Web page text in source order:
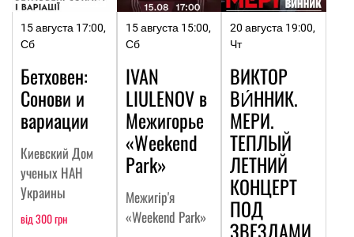
15 августа 17:00,
Сб
Бетховен:
Сонови и
вариации
Киевский Дом
ученых НАН
Украины
від 300 грн
15 августа 15:00,
Сб
IVAN
LIULENOV в
Межигорье
«Weekend
Park»
Межигір'я
«Weekend Park»
20 августа 19:00,
Чт
ВИКТОР
ВИ́ННИК.
МЕРИ.
ТЕПЛЫЙ
ЛЕТНИЙ
КОНЦЕРТ
ПОД
ЗВЕЗДАМИ